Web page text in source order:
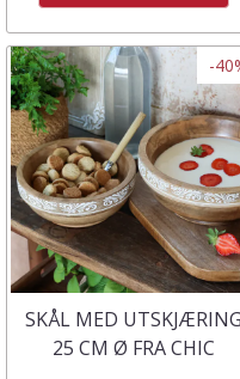
-
SKÅL MED UTSKJÆRING
25 CM Ø FRA CHIC